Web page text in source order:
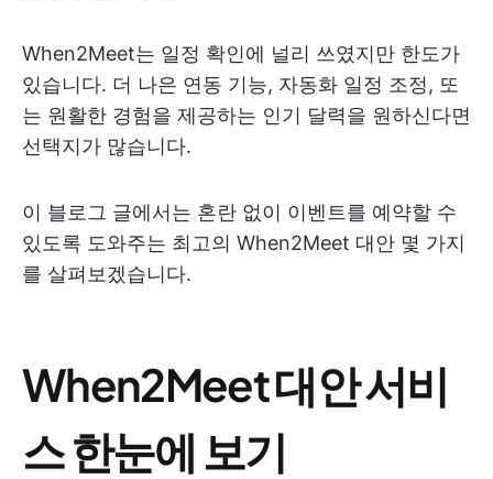
When2Meet는 일정 확인에 널리 쓰였지만 한도가
있습니다. 더 나은 연동 기능, 자동화 일정 조정, 또
는 원활한 경험을 제공하는 인기 달력을 원하신다면
선택지가 많습니다.
이 블로그 글에서는 혼란 없이 이벤트를 예약할 수
있도록 도와주는 최고의 When2Meet 대안 몇 가지
를 살펴보겠습니다.
When2Meet 대안 서비
스 한눈에 보기